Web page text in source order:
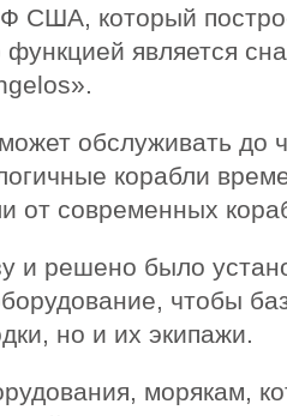
США, который
функцией является
обслуживать до
корабли
от современных
и решено было
чтобы
но и их экипажи.
морякам,